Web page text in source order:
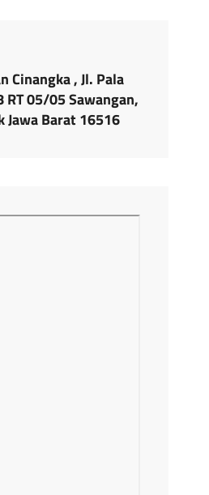
Cinangka , Jl. Pala
RT 05/05 Sawangan,
Jawa Barat 16516